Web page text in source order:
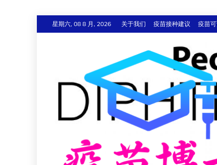
至
星期六, 08 8 月, 2026 关于我们 疫苗接种建议 疫苗